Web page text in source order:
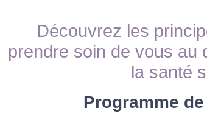
Découvrez les
prendre soin de vous au
la santé
Programme